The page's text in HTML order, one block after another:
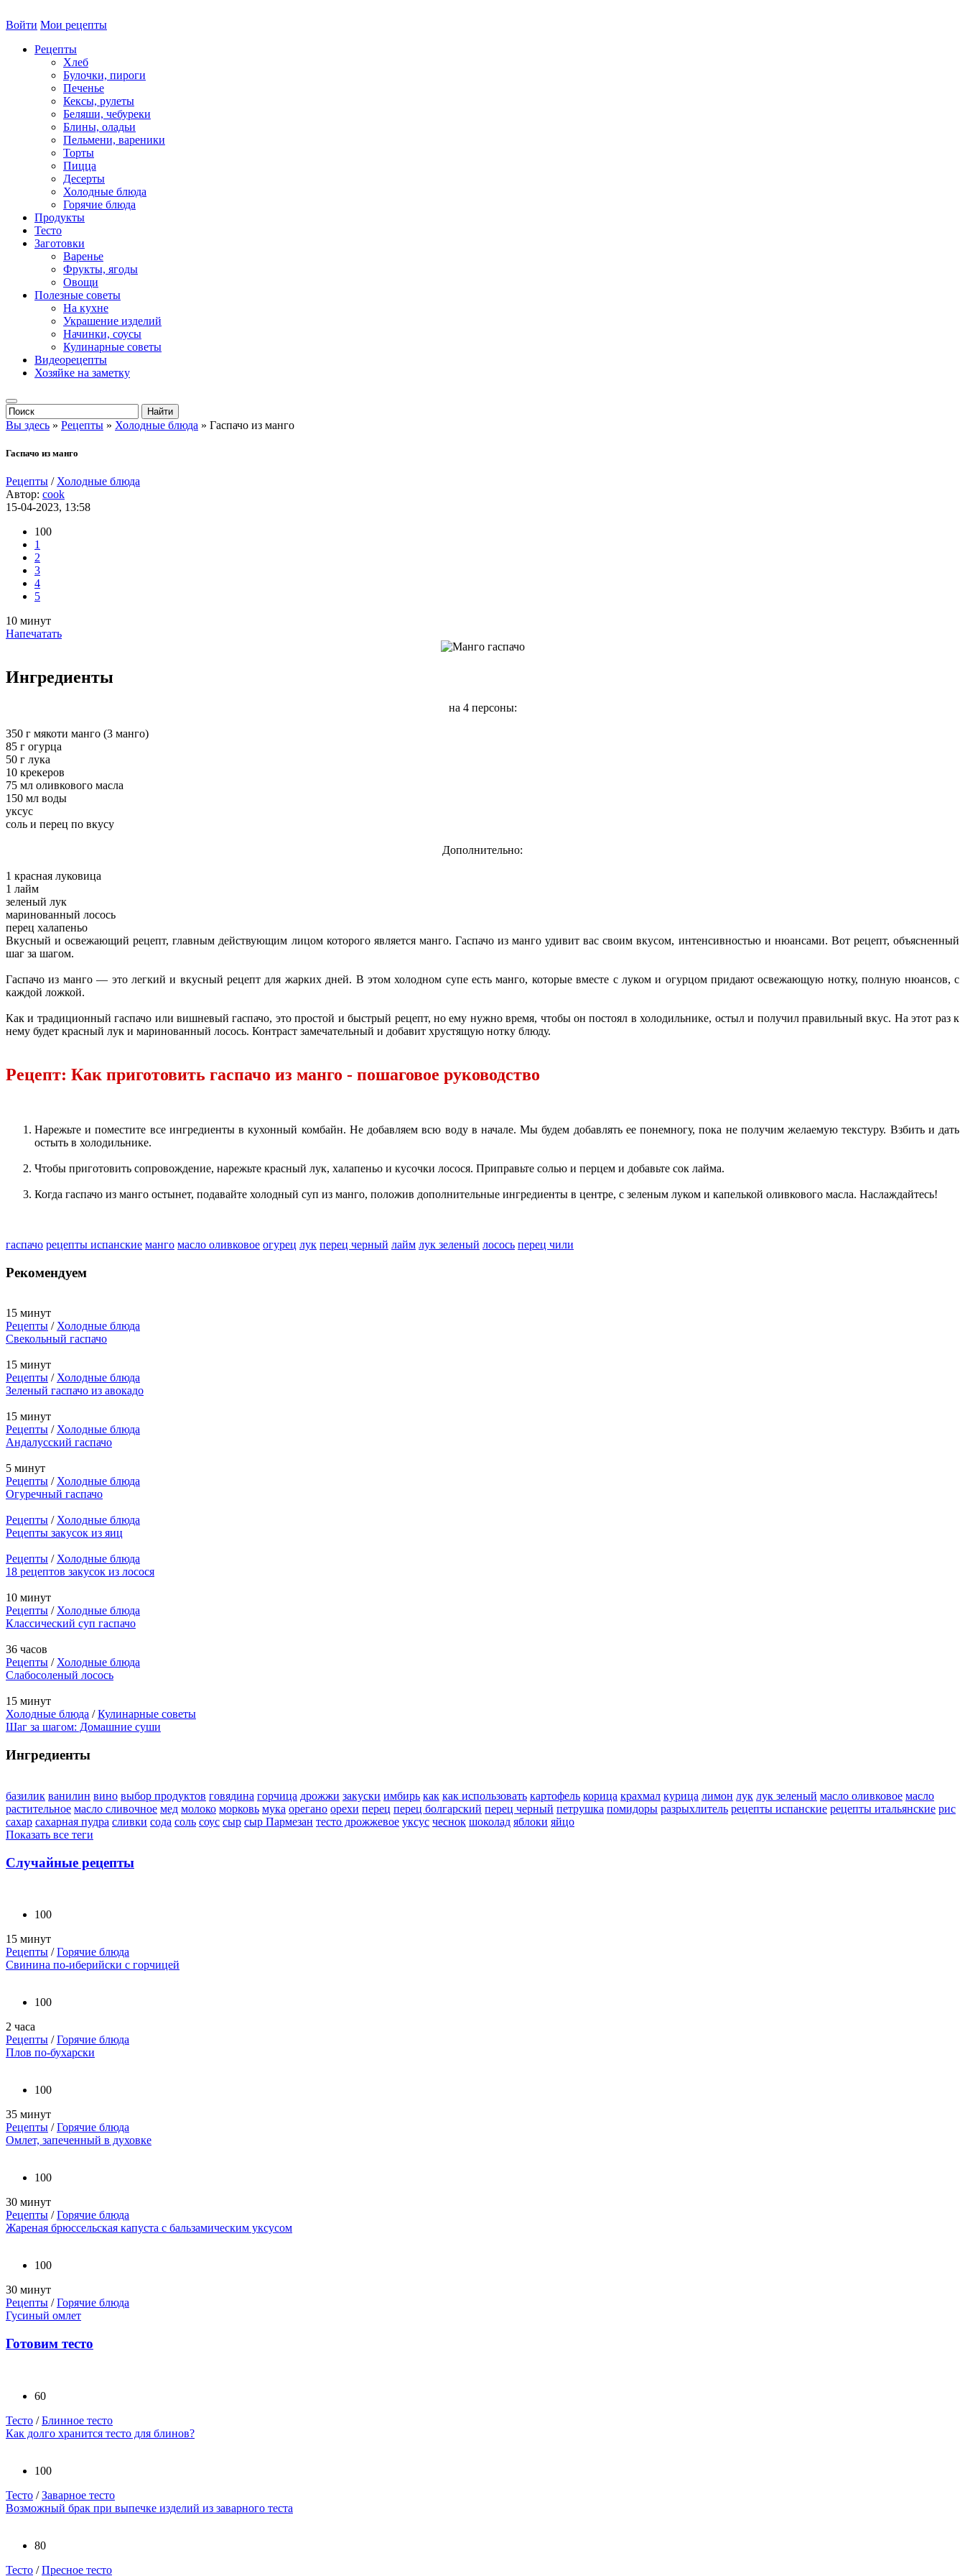
Войти Мои рецепты
Рецепты
Хлеб
Булочки, пироги
Печенье
Кексы, рулеты
Беляши, чебуреки
Блины, оладьи
Пельмени, вареники
Торты
Пицца
Десерты
Холодные блюда
Горячие блюда
Продукты
Тесто
Заготовки
Варенье
Фрукты, ягоды
Овощи
Полезные советы
На кухне
Украшение изделий
Начинки, соусы
Кулинарные советы
Видеорецепты
Хозяйке на заметку
Вы здесь » Рецепты » Холодные блюда » Гаспачо из манго
Гаспачо из манго
Рецепты / Холодные блюда
Автор: cook
15-04-2023, 13:58
100
1
2
3
4
5
10 минут
Напечатать
Ингредиенты
на 4 персоны:
350 г мякоти манго (3 манго)
85 г огурца
50 г лука
10 крекеров
75 мл оливкового масла
150 мл воды
уксус
соль и перец по вкусу
Дополнительно:
1 красная луковица
1 лайм
зеленый лук
маринованный лосось
перец халапеньо
Вкусный и освежающий рецепт, главным действующим лицом которого является манго. Гаспачо из манго удивит вас своим вкусом, интенсивностью и нюансами. Вот рецепт, объясненный
шаг за шагом.
Гаспачо из манго — это легкий и вкусный рецепт для жарких дней. В этом холодном супе есть манго, которые вместе с луком и огурцом придают освежающую нотку, полную нюансов, с
каждой ложкой.
Как и традиционный гаспачо или вишневый гаспачо, это простой и быстрый рецепт, но ему нужно время, чтобы он постоял в холодильнике, остыл и получил правильный вкус. На этот раз к
нему будет красный лук и маринованный лосось. Контраст замечательный и добавит хрустящую нотку блюду.
Рецепт: Как приготовить гаспачо из манго - пошаговое руководство
Нарежьте и поместите все ингредиенты в кухонный комбайн. Не добавляем всю воду в начале. Мы будем добавлять ее понемногу, пока не получим желаемую текстуру. Взбить и дать
остыть в холодильнике.
Чтобы приготовить сопровождение, нарежьте красный лук, халапеньо и кусочки лосося. Приправьте солью и перцем и добавьте сок лайма.
Когда гаспачо из манго остынет, подавайте холодный суп из манго, положив дополнительные ингредиенты в центре, с зеленым луком и капелькой оливкового масла. Наслаждайтесь!
гаспачо рецепты испанские манго масло оливковое огурец лук перец черный лайм лук зеленый лосось перец чили
Рекомендуем
15 минут
Рецепты /Холодные блюда
Свекольный гаспачо
15 минут
Рецепты /Холодные блюда
Зеленый гаспачо из авокадо
15 минут
Рецепты /Холодные блюда
Андалусский гаспачо
5 минут
Рецепты /Холодные блюда
Огуречный гаспачо
Рецепты /Холодные блюда
Рецепты закусок из яиц
Рецепты /Холодные блюда
18 рецептов закусок из лосося
10 минут
Рецепты /Холодные блюда
Классический суп гаспачо
36 часов
Рецепты /Холодные блюда
Слабосоленый лосось
15 минут
Холодные блюда /Кулинарные советы
Шаг за шагом: Домашние суши
Ингредиенты
базилик ванилин вино выбор продуктов говядина горчица дрожжи закуски имбирь как как использовать картофель корица крахмал курица лимон лук лук зеленый масло оливковое масло
растительное масло сливочное мед молоко морковь мука орегано орехи перец перец болгарский перец черный петрушка помидоры разрыхлитель рецепты испанские рецепты итальянские рис
сахар сахарная пудра сливки сода соль соус сыр сыр Пармезан тесто дрожжевое уксус чеснок шоколад яблоки яйцо
Показать все теги
Случайные рецепты
100
15 минут
Рецепты /Горячие блюда
Свинина по-иберийски с горчицей
100
2 часа
Рецепты /Горячие блюда
Плов по-бухарски
100
35 минут
Рецепты /Горячие блюда
Омлет, запеченный в духовке
100
30 минут
Рецепты /Горячие блюда
Жареная брюссельская капуста с бальзамическим уксусом
100
30 минут
Рецепты /Горячие блюда
Гусиный омлет
Готовим тесто
60
Тесто /Блинное тесто
Как долго хранится тесто для блинов?
100
Тесто /Заварное тесто
Возможный брак при выпечке изделий из заварного теста
80
Тесто /Пресное тесто